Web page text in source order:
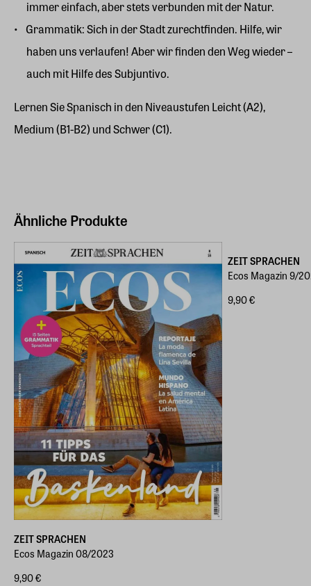
immer einfach, aber stets verbunden mit der Natur.
Grammatik: Sich in der Stadt zurechtfinden. Hilfe, wir
haben uns verlaufen! Aber wir finden den Weg wieder –
auch mit Hilfe des Subjuntivo.
Lernen Sie Spanisch in den Niveaustufen Leicht (A2),
Medium (B1-B2) und Schwer (C1).
Ähnliche Produkte
ZEIT SPRACHEN
Ecos Magazin 08/2023
9,90 €
ZEIT SPRACHEN
Ecos Magazin 9/
9,90 €